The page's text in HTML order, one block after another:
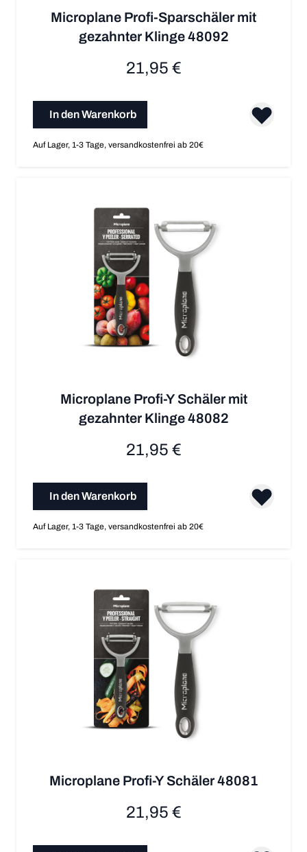
Microplane Profi-Sparschäler mit
gezahnter Klinge 48092
21,95 €
In den Warenkorb
Auf Lager, 1-3 Tage, versandkostenfrei ab 20€
Microplane Profi-Y Schäler mit
gezahnter Klinge 48082
21,95 €
In den Warenkorb
Auf Lager, 1-3 Tage, versandkostenfrei ab 20€
Microplane Profi-Y Schäler 48081
21,95 €